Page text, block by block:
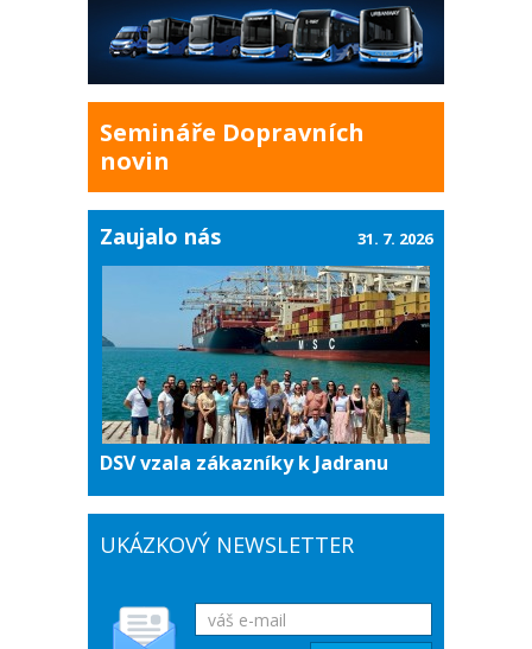
Semináře Dopravních
novin
Zaujalo nás
DSV vzala zákazníky k Jadranu
31. 7. 2026
UKÁZKOVÝ NEWSLETTER